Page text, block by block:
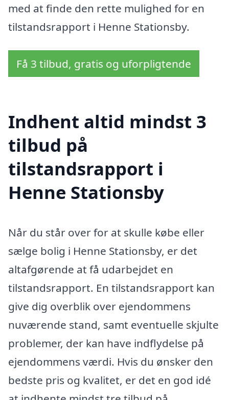
med at finde den rette mulighed for en
tilstandsrapport i Henne Stationsby.
Få 3 tilbud, gratis og uforpligtende
Indhent altid mindst 3
tilbud på
tilstandsrapport i
Henne Stationsby
Når du står over for at skulle købe eller
sælge bolig i Henne Stationsby, er det
altafgørende at få udarbejdet en
tilstandsrapport. En tilstandsrapport kan
give dig overblik over ejendommens
nuværende stand, samt eventuelle skjulte
problemer, der kan have indflydelse på
ejendommens værdi. Hvis du ønsker den
bedste pris og kvalitet, er det en god idé